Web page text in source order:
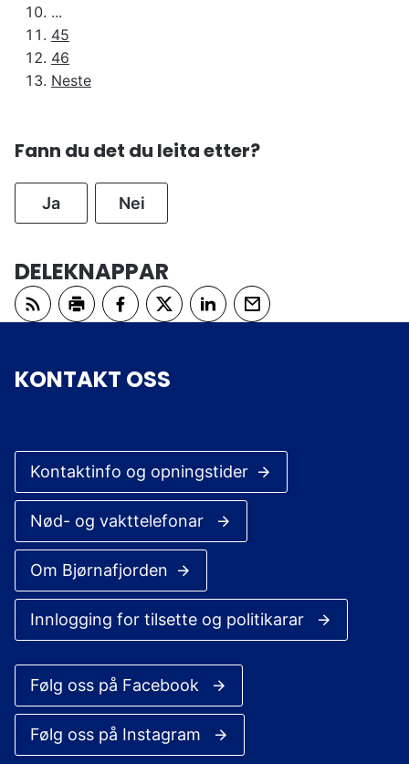
...
45
46
Neste
Fann du det du leita etter?
Ja Nei
DELEKNAPPAR
KONTAKT OSS
Kontaktinfo og opningstider
Nød- og vakttelefonar
Om Bjørnafjorden
Innlogging for tilsette og politikarar
Følg oss på Facebook
Følg oss på Instagram